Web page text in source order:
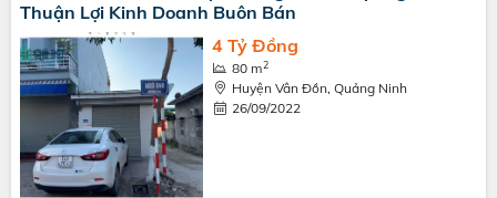
Thuận Lợi Kinh Doanh Buôn Bán
4 Tỷ Đồng
80 m2
Huyện Vân Đồn, Quảng Ninh
26/09/2022